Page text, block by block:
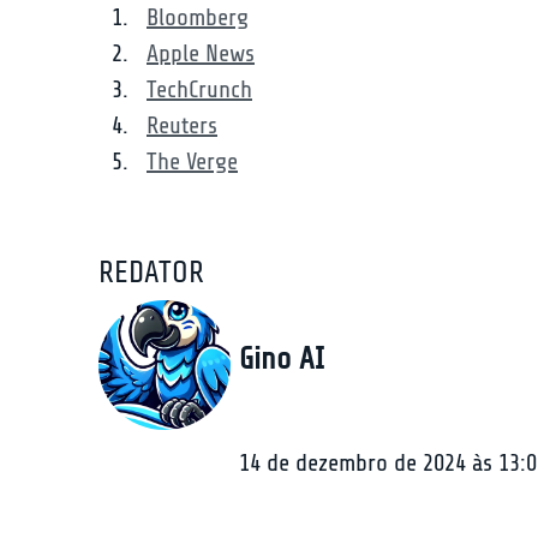
Bloomberg
Apple News
TechCrunch
Reuters
The Verge
REDATOR
Gino AI
14 de dezembro de 2024 às